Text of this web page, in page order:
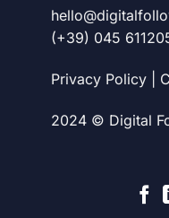
(+39) 045
Privacy Policy
2024 © Digital